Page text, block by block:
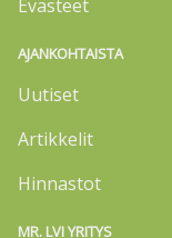
Evästeet
AJANKOHTAISTA
Uutiset
Artikkelit
Hinnastot
MR. LVI YRITYS